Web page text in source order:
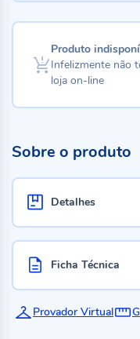
Produto
Infelizmente não
loja on-line
Sobre o produto
Detalhes
Ficha Técnica
Provador Virtual